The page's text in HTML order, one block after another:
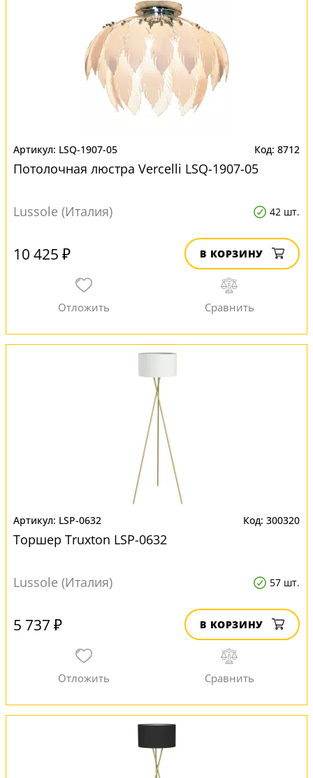
LSQ-1907-05 8712
Потолочная люстра Vercelli LSQ-1907-05
Lussole (Италия) 42 шт.
10 425 ₽ В КОРЗИНУ
LSP-0632 300320
Торшер Truxton LSP-0632
Lussole (Италия) 57 шт.
5 737 ₽ В КОРЗИНУ